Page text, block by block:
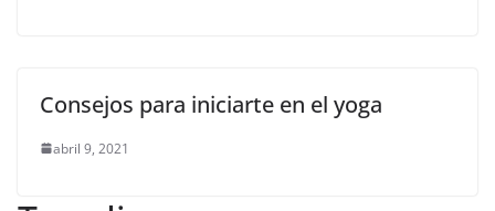
Consejos para iniciarte en el yoga
abril 9, 2021